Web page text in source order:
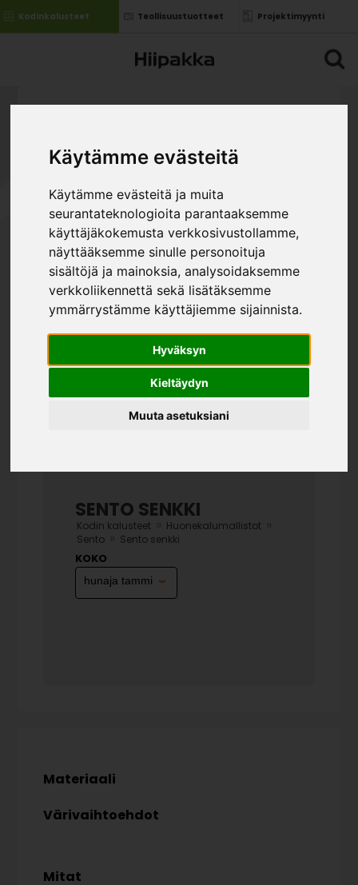
Käytämme evästeitä
Käytämme evästeitä ja muita
seurantateknologioita parantaaksemme
käyttäjäkokemusta verkkosivustollamme,
näyttääksemme sinulle personoituja
sisältöjä ja mainoksia, analysoidaksemme
verkkoliikennettä sekä lisätäksemme
ymmärrystämme käyttäjiemme sijainnista.
Hyväksyn
Kieltäydyn
Muuta asetuksiani
Kodinkalusteet Teollisuustuotteet Projektimyynti
SENTO SENKKI
Kodin kalusteet Huonekalumallistot
Sento Sento senkki
KOKO
Materiaali
Värivaihtoehdot
Mitat